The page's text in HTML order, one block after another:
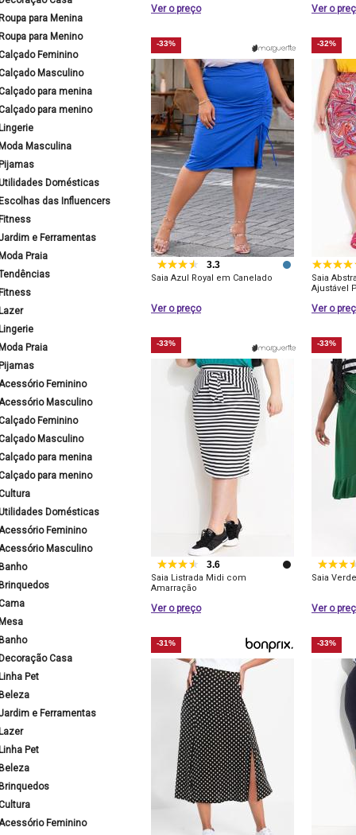
para Menina
para Menino
Feminino
Masculino
para menina
para menino
Masculina
Domésticas
das Influencers
e Ferramentas
Praia
Praia
Feminino
Masculino
Feminino
Masculino
para menina
para menino
Domésticas
Feminino
Masculino
Casa
Pet
e Ferramentas
Pet
Feminino
Ver o preço Ver o
-33%
3.3
Saia Azul Royal em Canelado
Ver o preço
-32%
Saia
Ajustável
Ver o
-33%
3.6
Saia Listrada Midi com
Amarração
Ver o preço
-33%
Saia
Ver o
-31% -33%